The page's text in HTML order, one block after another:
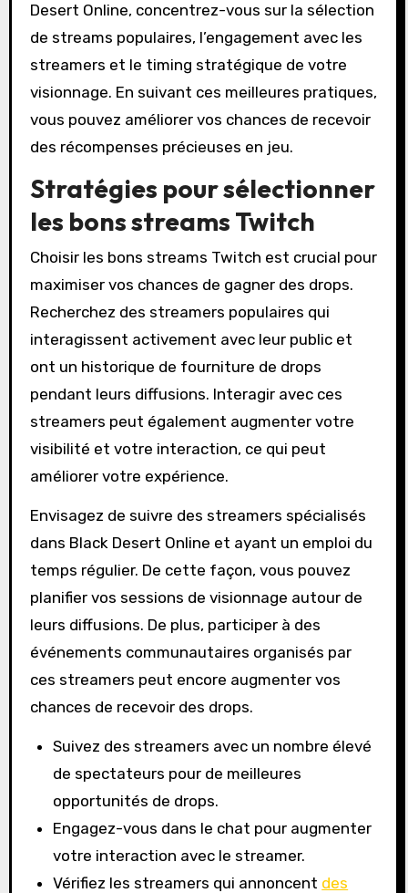
Desert Online, concentrez-vous sur la sélection
de streams populaires, l’engagement avec les
streamers et le timing stratégique de votre
visionnage. En suivant ces meilleures pratiques,
vous pouvez améliorer vos chances de recevoir
des récompenses précieuses en jeu.
Stratégies pour sélectionner
les bons streams Twitch
Choisir les bons streams Twitch est crucial pour
maximiser vos chances de gagner des drops.
Recherchez des streamers populaires qui
interagissent activement avec leur public et
ont un historique de fourniture de drops
pendant leurs diffusions. Interagir avec ces
streamers peut également augmenter votre
visibilité et votre interaction, ce qui peut
améliorer votre expérience.
Envisagez de suivre des streamers spécialisés
dans Black Desert Online et ayant un emploi du
temps régulier. De cette façon, vous pouvez
planifier vos sessions de visionnage autour de
leurs diffusions. De plus, participer à des
événements communautaires organisés par
ces streamers peut encore augmenter vos
chances de recevoir des drops.
Suivez des streamers avec un nombre élevé
de spectateurs pour de meilleures
opportunités de drops.
Engagez-vous dans le chat pour augmenter
votre interaction avec le streamer.
Vérifiez les streamers qui annoncent des